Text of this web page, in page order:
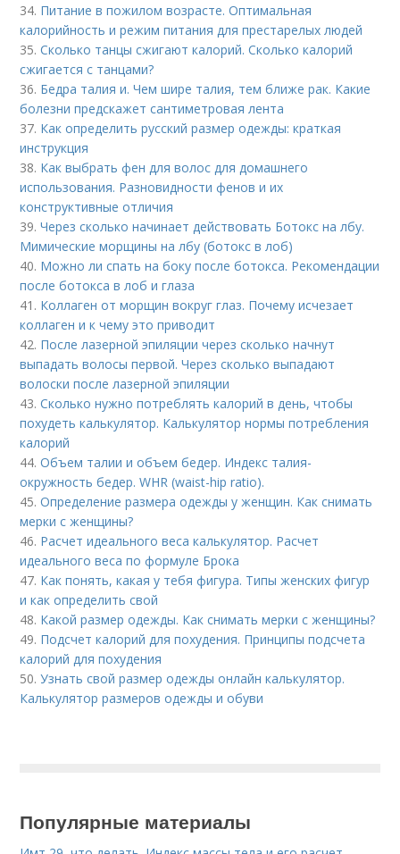
34. Питание в пожилом возрасте. Оптимальная
калорийность и режим питания для престарелых людей
35.Сколько танцы сжигают калорий. Сколько калорий
сжигается с танцами?
36. Бедра талия и. Чем шире талия, тем ближе рак. Какие
болезни предскажет сантиметровая лента
37. Как определить русский размер одежды: краткая
инструкция
38. Как выбрать фен для волос для домашнего
использования. Разновидности фенов и их
конструктивные отличия
39.Через сколько начинает действовать Ботокс на лбу.
Мимические морщины на лбу (ботокс в лоб)
40. Можно ли спать на боку после ботокса. Рекомендации
после ботокса в лоб и глаза
41. Коллаген от морщин вокруг глаз. Почему исчезает
коллаген и к чему это приводит
42. После лазерной эпиляции через сколько начнут
выпадать волосы первой. Через сколько выпадают
волоски после лазерной эпиляции
43.Сколько нужно потреблять калорий в день, чтобы
похудеть калькулятор. Калькулятор нормы потребления
калорий
44.Объем талии и объем бедер. Индекс талия-
окружность бедер. WHR (waist-hip ratio).
45.Определение размера одежды у женщин. Как снимать
мерки с женщины?
46. Расчет идеального веса калькулятор. Расчет
идеального веса по формуле Брока
47. Как понять, какая у тебя фигура. Типы женских фигур
и как определить свой
48. Какой размер одежды. Как снимать мерки с женщины?
49. Подсчет калорий для похудения. Принципы подсчета
калорий для похудения
50.Узнать свой размер одежды онлайн калькулятор.
Калькулятор размеров одежды и обуви
Популярные материалы